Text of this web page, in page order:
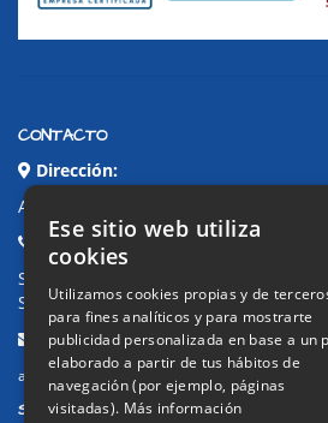
CONTACTO
Dirección:
Avda. de Pablo Iglesias, 4. Alcorcón
Teléfonos:
Secretaría Ppal:
Secretaría Infantil:91 643 61 33
Email:
alkor@colegioalkor.com
SUGERENCIAS Y CANAL DE DENUNCIAS
Ese sitio web utiliza
cookies
Utilizamos cookies propias y de
para fines analíticos y para mostrarte
publicidad personalizada en base a un
elaborado a partir de tus hábitos de
navegación (por ejemplo, páginas
visitadas). Más información